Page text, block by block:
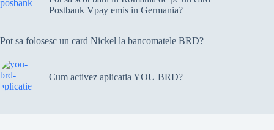
Postbank Vpay emis in Germania?
Pot sa folosesc un card Nickel la bancomatele BRD?
Cum activez aplicatia YOU BRD?